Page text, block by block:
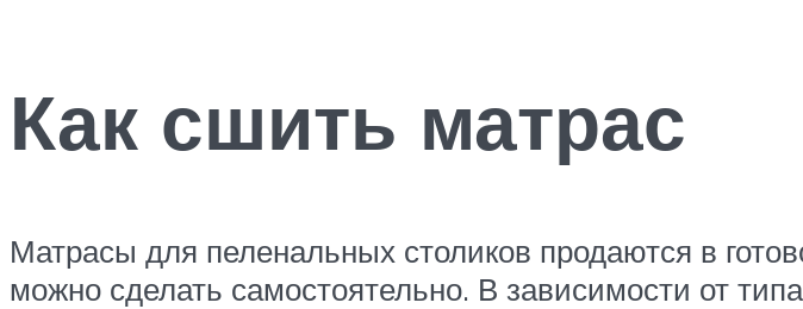
Как сшить матрас
Матрасы для пеленальных столиков продаются в
можно сделать самостоятельно. В зависимости от